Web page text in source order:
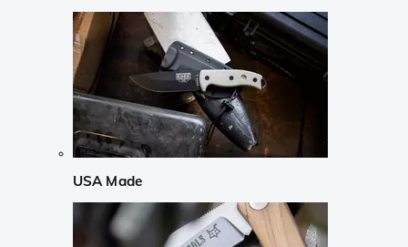
USA Made